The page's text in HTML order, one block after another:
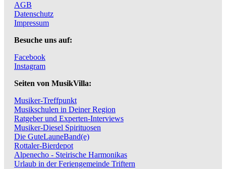
AGB
Datenschutz
Impressum
Besuche uns auf:
Facebook
Instagram
Seiten von MusikVilla:
Musiker-Treffpunkt
Musikschulen in Deiner Region
Ratgeber und Experten-Interviews
Musiker-Diesel Spirituosen
Die GuteLauneBand(e)
Rottaler-Bierdepot
Alpenecho - Steirische Harmonikas
Urlaub in der Feriengemeinde Triftern